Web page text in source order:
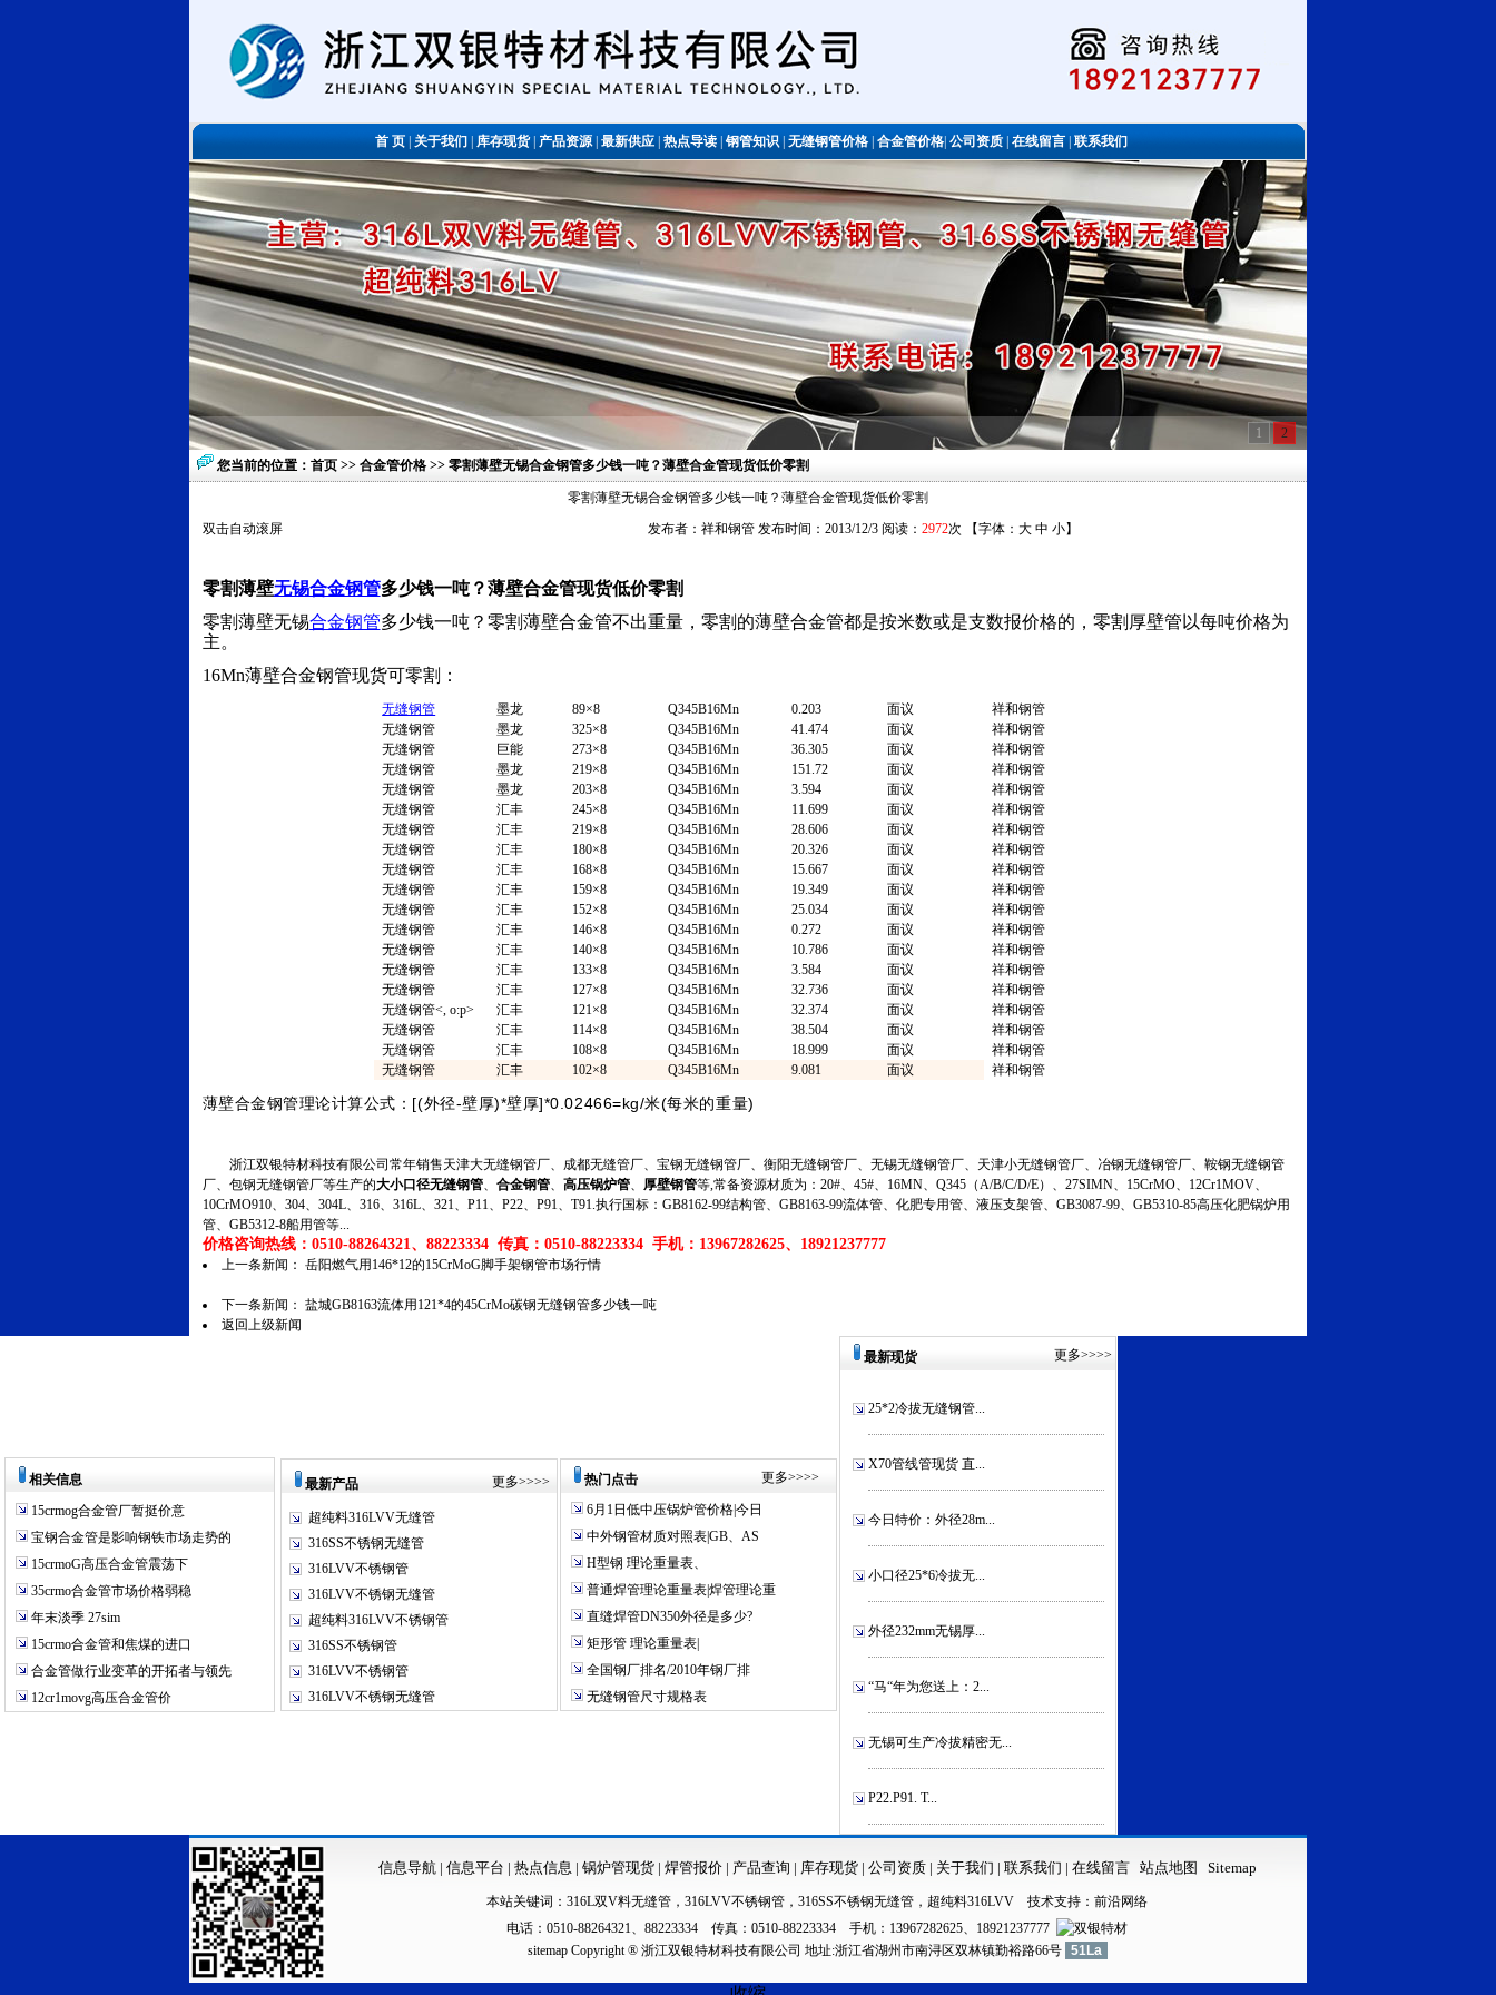
首 页关于我们库存现货|产品资源|最新供应|热点导读钢管知识无缝钢管价格合金管价格公司资质在线留言|联系我们
不锈钢管 1 2
您当前的位置： 首页 >> 合金管价格 >> 零割薄壁无锡合金钢管多少钱一吨？薄壁合金管现货低价零割
零割薄壁无锡合金钢管多少钱一吨？薄壁合金管现货低价零割
双击自动滚屏
发布者：祥和钢管 发布时间：2013/12/3 阅读： 2972次 【字体： 大 中 小】
零割薄壁无锡合金钢管多少钱一吨？薄壁合金管现货低价零割
零割薄壁无锡合金钢管多少钱一吨？零割薄壁合金管不出重量，零割的薄壁合金管都是按米数或是支数报价格的，零割厚壁管以每吨价格为
主。
16Mn薄壁合金钢管现货可零割：
无缝钢管 墨龙 89×8 Q345B16Mn 0.203 面议
祥和钢管
无缝钢管
墨龙 325×8 Q345B16Mn 41.474 面议
祥和钢管
无缝钢管
巨能 273×8 Q345B16Mn 36.305 面议
祥和钢管
无缝钢管
墨龙 219×8 Q345B16Mn 151.72 面议
祥和钢管
无缝钢管
墨龙 203×8 Q345B16Mn 3.594 面议
祥和钢管
无缝钢管
汇丰 245×8 Q345B16Mn 11.699 面议
祥和钢管
无缝钢管
汇丰 219×8 Q345B16Mn 28.606 面议
祥和钢管
无缝钢管
汇丰 180×8 Q345B16Mn 20.326 面议
祥和钢管
无缝钢管
汇丰 168×8 Q345B16Mn 15.667 面议
祥和钢管
无缝钢管
汇丰 159×8 Q345B16Mn 19.349 面议
祥和钢管
无缝钢管
汇丰 152×8 Q345B16Mn 25.034 面议
祥和钢管
无缝钢管
汇丰 146×8 Q345B16Mn 0.272 面议
祥和钢管
无缝钢管
汇丰 140×8 Q345B16Mn 10.786 面议
祥和钢管
无缝钢管
汇丰 133×8 Q345B16Mn 3.584 面议
祥和钢管
无缝钢管
汇丰 127×8 Q345B16Mn 32.736 面议
祥和钢管
无缝钢管<, o:p> 汇丰 121×8 Q345B16Mn 32.374 面议
祥和钢管
无缝钢管
汇丰 114×8 Q345B16Mn 38.504 面议
祥和钢管
无缝钢管
汇丰 108×8 Q345B16Mn 18.999 面议
祥和钢管
无缝钢管
汇丰 102×8 Q345B16Mn 9.081 面议 祥和钢管
薄壁合金钢管理论计算公式：[(外径-壁厚)*壁厚]*0.02466=kg/米(每米的重量)
浙江双银特材科技有限公司常年销售天津大无缝钢管厂、成都无缝管厂、宝钢无缝钢管厂、衡阳无缝钢管厂、无锡无缝钢管厂、天津小无缝钢管厂、冶钢无缝钢管厂、鞍钢无缝钢管
厂、包钢无缝钢管厂等生产的大小口径无缝钢管、 合金钢管、 高压锅炉管、 厚壁钢管等,常备资源材质为：20#、45#、16MN、Q345（A/B/C/D/E）、27SIMN、15CrMO、12Cr1MOV、
10CrMO910、304、304L、316、316L、321、P11、P22、P91、T91.执行国标：GB8162-99结构管、GB8163-99流体管、化肥专用管、液压支架管、GB3087-99、GB5310-85高压化肥锅炉用
管、GB5312-8船用管等...
价格咨询热线：0510-88264321、88223334 传真：0510-88223334 手机：13967282625、18921237777
上一条新闻： 岳阳燃气用146*12的15CrMoG脚手架钢管市场行情
下一条新闻： 盐城GB8163流体用121*4的45CrMo碳钢无缝钢管多少钱一吨
返回上级新闻
相关信息
15crmog合金管厂暂挺价意
宝钢合金管是影响钢铁市场走势的
15crmoG高压合金管震荡下
35crmo合金管市场价格弱稳
年末淡季 27sim
15crmo合金管和焦煤的进口
合金管做行业变革的开拓者与领先
12cr1movg高压合金管价
最新产品 更多>>>>
超纯料316LVV无缝管
316SS不锈钢无缝管
316LVV不锈钢管
316LVV不锈钢无缝管
超纯料316LVV不锈钢管
316SS不锈钢管
316LVV不锈钢管
316LVV不锈钢无缝管
热门点击 更多>>>>
6月1日低中压锅炉管价格|今日
中外钢管材质对照表|GB、AS
H型钢 理论重量表、
普通焊管理论重量表|焊管理论重
直缝焊管DN350外径是多少?
矩形管 理论重量表|
全国钢厂排名/2010年钢厂排
无缝钢管尺寸规格表
最新现货 更多>>>>
25*2冷拔无缝钢管...
X70管线管现货 直...
今日特价：外径28m...
小口径25*6冷拔无...
外径232mm无锡厚...
“马“年为您送上：2...
无锡可生产冷拔精密无...
P22.P91. T...
信息导航| 信息平台 | 热点信息 | 锅炉管现货 | 焊管报价| 产品查询 | 库存现货 | 公司资质 | 关于我们 | 联系我们 | 在线留言 站点地图 Sitemap
本站关键词： 316L双V料无缝管 ， 316LVV不锈钢管 ， 316SS不锈钢无缝管 ， 超纯料316LVV 技术支持： 前沿网络
电话：0510-88264321、88223334 传真：0510-88223334 手机：13967282625、18921237777
sitemapCopyright ® 浙江双银特材科技有限公司 地址:浙江省湖州市南浔区双林镇勤裕路66号 51La